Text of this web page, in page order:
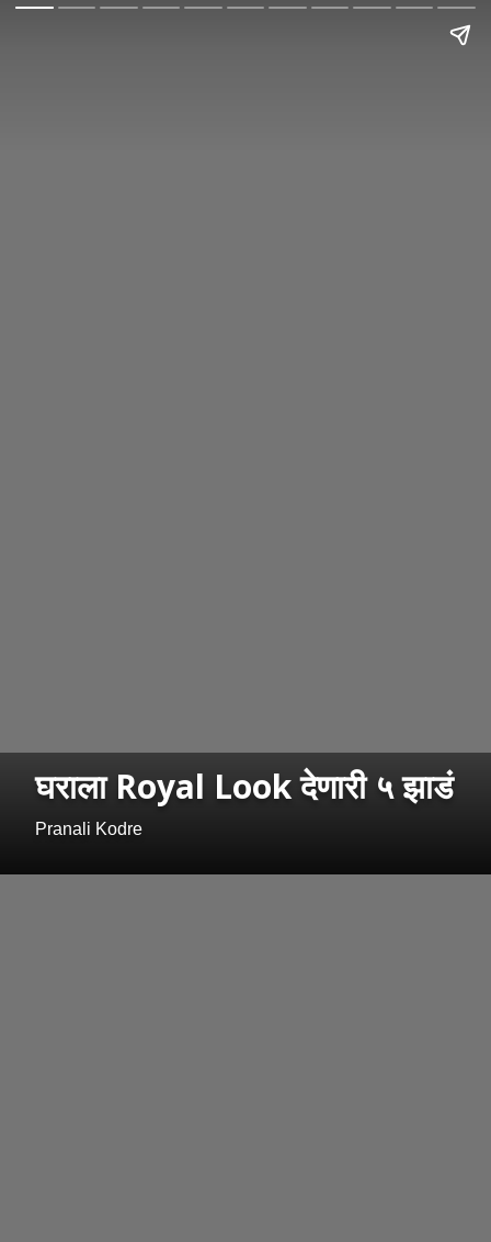
घराला Royal Look देणारी ५ झाडं
Pranali Kodre